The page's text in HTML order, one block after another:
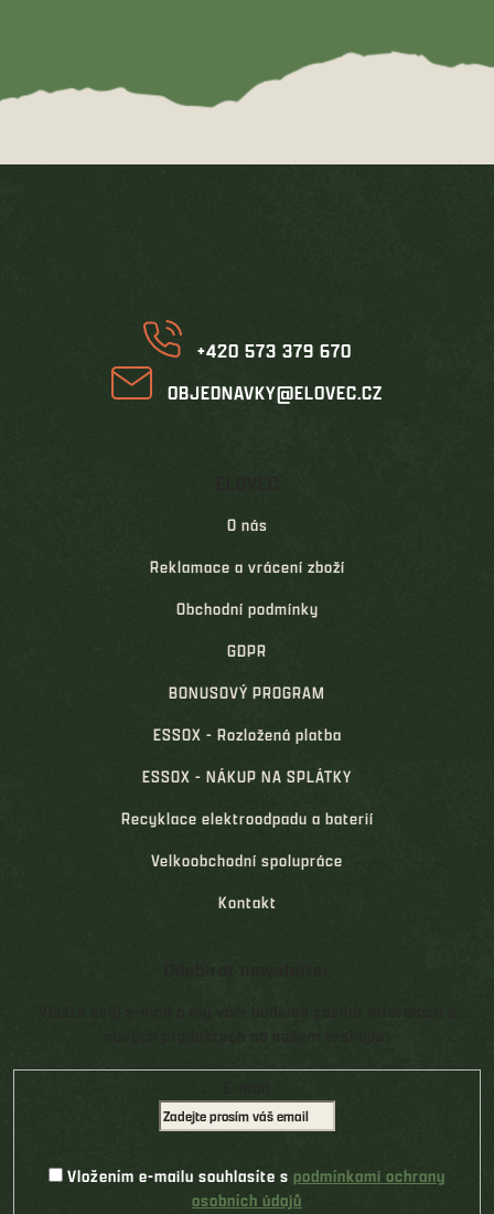
+420 573 379 670
OBJEDNAVKY@ELOVEC.CZ
O nás
Reklamace a vrácení zboží
Obchodní podmínky
GDPR
BONUSOVÝ PROGRAM
ESSOX - Rozložená platba
ESSOX - NÁKUP NA SPLÁTKY
Recyklace elektroodpadu a baterií
Velkoobchodní spolupráce
Kontakt
Vložením e-mailu souhlasíte s podmínkami ochrany
osobních údajů